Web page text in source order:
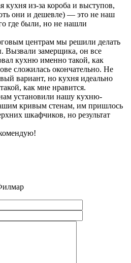
кухня из-за короба и выступов,
они и дешевле) — это не наш
где были, но не нашли
центрам мы решили делать
Вызвали замерщика, он все
кухню именно такой, как
сложилась окончательно. Не
вариант, но кухня идеально
как мне нравится.
установили нашу кухню-
кривым стенам, им пришлось
шкафчиков, но результат